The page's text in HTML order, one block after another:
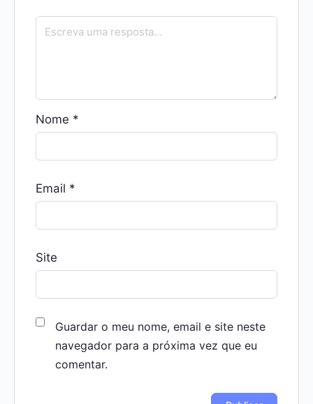
Nome *
Email *
Site
Guardar o meu nome, email e site neste
navegador para a próxima vez que eu
comentar.